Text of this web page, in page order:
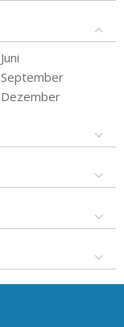
Juni
September
Dezember